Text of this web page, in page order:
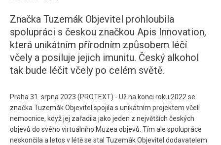
Značka Tuzemák Objevitel prohloubila
spolupráci s českou značkou Apis Innovation,
která unikátním přírodním způsobem léčí
včely a posiluje jejich imunitu. Český alkohol
tak bude léčit včely po celém světě.
Praha 31. srpna 2023 (PROTEXT) - Už na konci roku 2022 se
značka Tuzemák Objevitel spojila s unikátním projektem včelí
nemocnice, když jej zařadila jako jeden z největších českých
objevů do svého virtuálního Muzea objevů. Tím ale spolupráce
neskončila a letos v létě se stal Tuzemák Objevitel dodavatelem